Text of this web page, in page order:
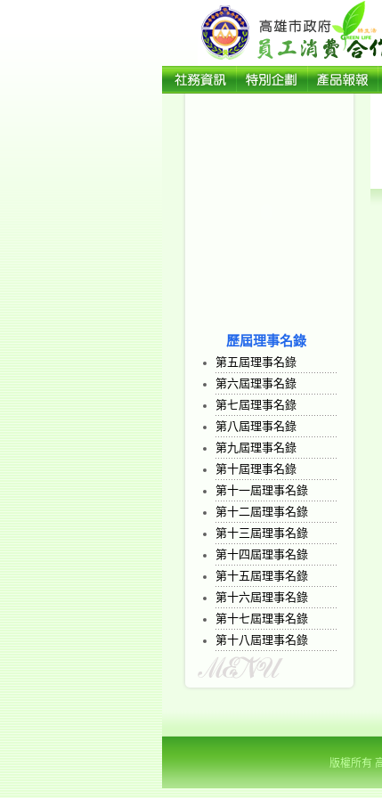
歷屆理事名錄
第五屆理事名錄
第六屆理事名錄
第七屆理事名錄
第八屆理事名錄
第九屆理事名錄
第十屆理事名錄
第十一屆理事名錄
第十二屆理事名錄
第十三屆理事名錄
第十四屆理事名錄
第十五屆理事名錄
第十六屆理事名錄
第十七屆理事名錄
第十八屆理事名錄
版權所有